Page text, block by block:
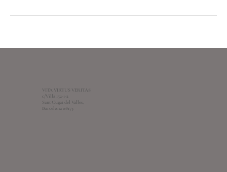
VITA VIRTUS VERITAS
c/Villa 152-1-2
Sant Cugat del Valles,
Barcelona 08173